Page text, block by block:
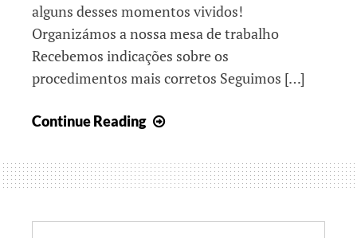
alguns desses momentos vividos!
Organizámos a nossa mesa de trabalho
Recebemos indicações sobre os
procedimentos mais corretos Seguimos […]
Continue Reading
HDE
–
de